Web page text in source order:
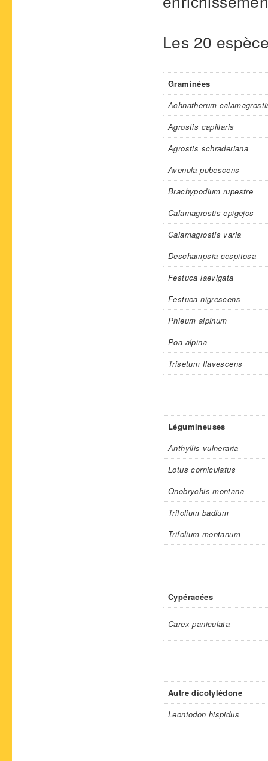
Les 20
Graminées
Achnatherum
Agrostis capillaris
Agrostis schraderiana
Avenula pubescens
Brachypodium rupestre
Calamagrostis epigejos
Calamagrostis varia
Deschampsia cespitosa
Festuca laevigata
Festuca nigrescens
Phleum alpinum
Poa alpina
Trisetum flavescens
Légumineuses
Anthyllis vulneraria
Lotus corniculatus
Onobrychis montana
Trifolium badium
Trifolium montanum
Cypéracées
Carex paniculata
Autre dicotylédone
Leontodon hispidus